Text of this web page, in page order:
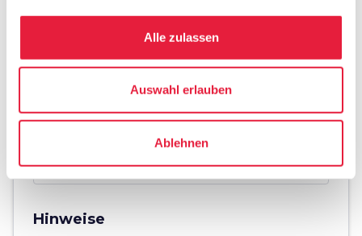
Alle zulassen
Auswahl erlauben
Ablehnen
Wegbeschreibung
Hinweise